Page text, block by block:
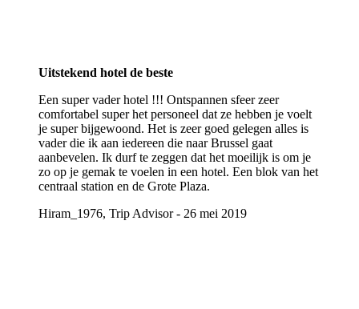
Uitstekend hotel de beste
Een super vader hotel !!! Ontspannen sfeer zeer
comfortabel super het personeel dat ze hebben je voelt
je super bijgewoond. Het is zeer goed gelegen alles is
vader die ik aan iedereen die naar Brussel gaat
aanbevelen. Ik durf te zeggen dat het moeilijk is om je
zo op je gemak te voelen in een hotel. Een blok van het
centraal station en de Grote Plaza.
Hiram_1976, Trip Advisor - 26 mei 2019